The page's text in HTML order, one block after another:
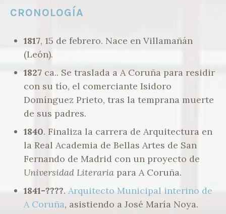
CRONOLOGÍA
1817, 15 de febrero. Nace en Villamañán
(León).
1827 ca.. Se traslada a A Coruña para residir
con su tío, el comerciante Isidoro
Domínguez Prieto, tras la temprana muerte
de sus padres.
1840. Finaliza la carrera de Arquitectura en
la Real Academia de Bellas Artes de San
Fernando de Madrid con un proyecto de
Universidad Literaria para A Coruña.
1841-????. Arquitecto Municipal interino de
A Coruña, asistiendo a José María Noya.